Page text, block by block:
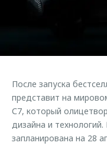
Страхование
Оригинальные
Запчасти
Трейд-ин
Руководства по
Приложение O&J
Аксессуары
Одежда и сувениры
После запуска
представит на
С7, который
дизайна и
запланирована на 28